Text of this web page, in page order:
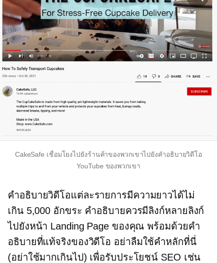
CakeSafe เชื่อมโยงไปยังร้านค้าของพวกเขาไปยังคำอธิบายวิดีโอ
YouTube ของพวกเขา
คำอธิบายวิดีโอแต่ละรายการมีความยาวได้ไม่
เกิน 5,000 อักขระ คำอธิบายควรมีลิงก์หลายลิงก์
ไปยังหน้า Landing Page ของคุณ พร้อมด้วยคำ
อธิบายที่แท้จริงของวิดีโอ อย่าลืมใช้คำหลักที่นี่
(อย่าใช้มากเกินไป) เพื่อรับประโยชน์ SEO เช่น